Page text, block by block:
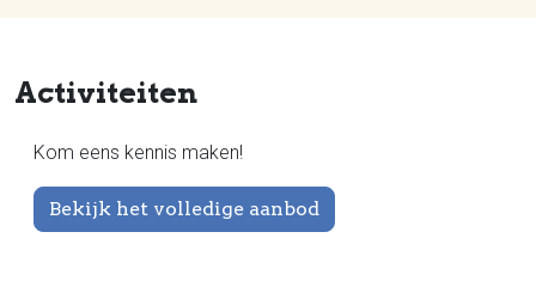
Activiteiten
Kom eens kennis maken!
Bekijk het volledige aanbod